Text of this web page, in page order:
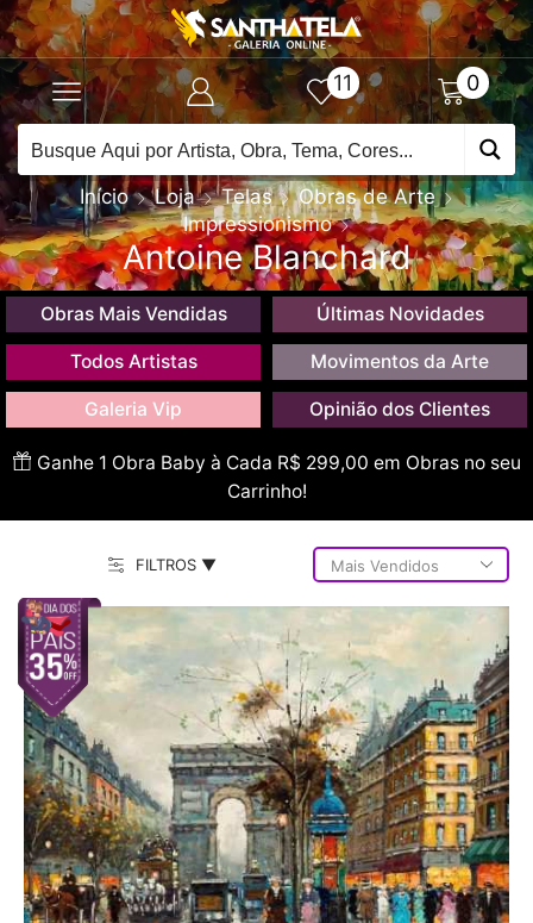
11 0
Início Loja Telas
Obras de Arte
Impressionismo
Antoine Blanchard
Obras Mais Vendidas Últimas Novidades
Todos Artistas Movimentos da Arte
Galeria Vip Opinião dos Clientes
Ganhe 1 Obra Baby à Cada R$ 299,00 em Obras no seu
Carrinho!
FILTROS ▼